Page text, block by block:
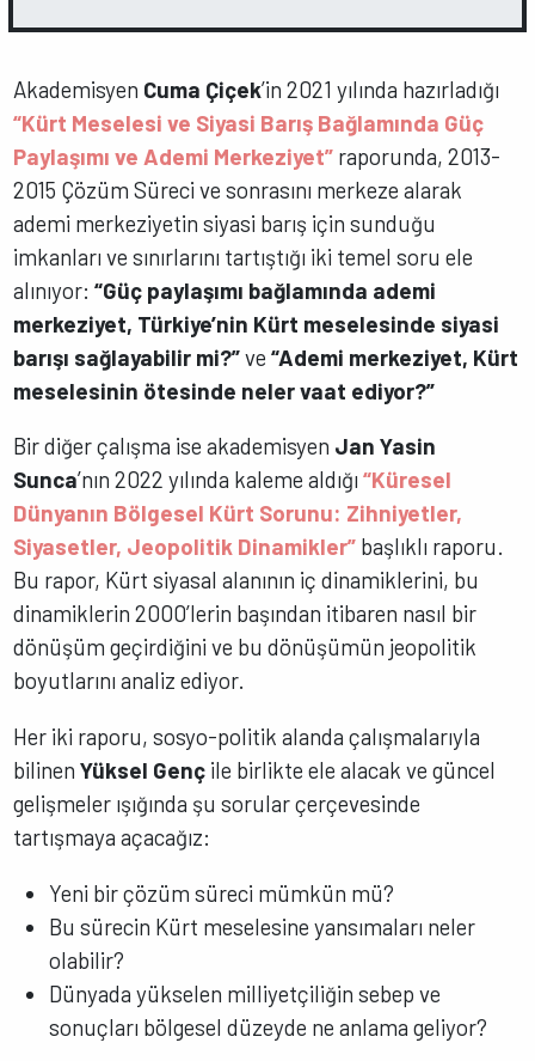
Akademisyen Cuma Çiçek’in 2021 yılında hazırladığı
“Kürt Meselesi ve Siyasi Barış Bağlamında Güç
Paylaşımı ve Ademi Merkeziyet” raporunda, 2013-
2015 Çözüm Süreci ve sonrasını merkeze alarak
ademi merkeziyetin siyasi barış için sunduğu
imkanları ve sınırlarını tartıştığı iki temel soru ele
alınıyor:“Güç paylaşımı bağlamında ademi
merkeziyet, Türkiye’nin Kürt meselesinde siyasi
barışı sağlayabilir mi?”ve“Ademi merkeziyet, Kürt
meselesinin ötesinde neler vaat ediyor?”
Bir diğer çalışma ise akademisyen Jan Yasin
Sunca’nın 2022 yılında kaleme aldığı“Küresel
Dünyanın Bölgesel Kürt Sorunu: Zihniyetler,
Siyasetler, Jeopolitik Dinamikler” başlıklı raporu.
Bu rapor, Kürt siyasal alanının iç dinamiklerini, bu
dinamiklerin 2000’lerin başından itibaren nasıl bir
dönüşüm geçirdiğini ve bu dönüşümün jeopolitik
boyutlarını analiz ediyor.
Her iki raporu, sosyo-politik alanda çalışmalarıyla
bilinenYüksel Genç ile birlikte ele alacak ve güncel
gelişmeler ışığında şu sorular çerçevesinde
tartışmaya açacağız:
Yeni bir çözüm süreci mümkün mü?
Bu sürecin Kürt meselesine yansımaları neler
olabilir?
Dünyada yükselen milliyetçiliğin sebep ve
sonuçları bölgesel düzeyde ne anlama geliyor?